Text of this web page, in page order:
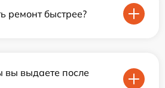
ремонт быстрее?
вы выдаете после